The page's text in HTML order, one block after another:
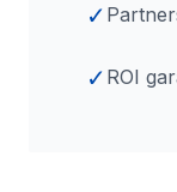
✓
✓ ROI